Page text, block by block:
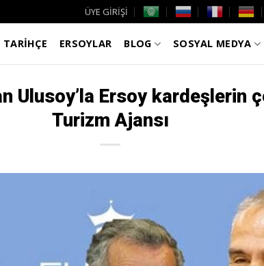
ÜYE GİRİŞİ
TARİHÇE ERSOYLAR BLOG SOSYAL MEDYA
Ulusoy’la Ersoy kardeşlerin
Turizm Ajansı